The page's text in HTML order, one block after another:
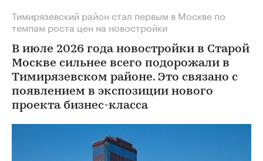
Тимирязевский район стал первым в Москве по
темпам роста цен на новостройки
В июле 2026 года новостройки в Старой
Москве сильнее всего подорожали в
Тимирязевском районе. Это связано с
появлением в экспозиции нового
проекта бизнес-класса